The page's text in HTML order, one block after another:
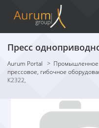
Пресс
Aurum Portal > Промышленное
прессовое, гибочное
К2322,